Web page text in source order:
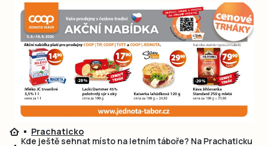
Obnovit heslo
Přihlásit se
Přihlásit se přes Facebook
Ještě nemám účet, chci seRegistrovat
Inspirace
Čtenáři píší
Speciální přílohy
Inzerce
Prachaticko
Kde ještě sehnat místo na letním táboře? Na Prachaticku